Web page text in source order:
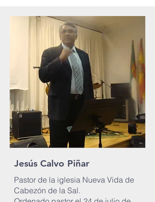
Jesús Calvo Piñar
Pastor de la iglesia Nueva Vida de
Cabezón de la Sal.